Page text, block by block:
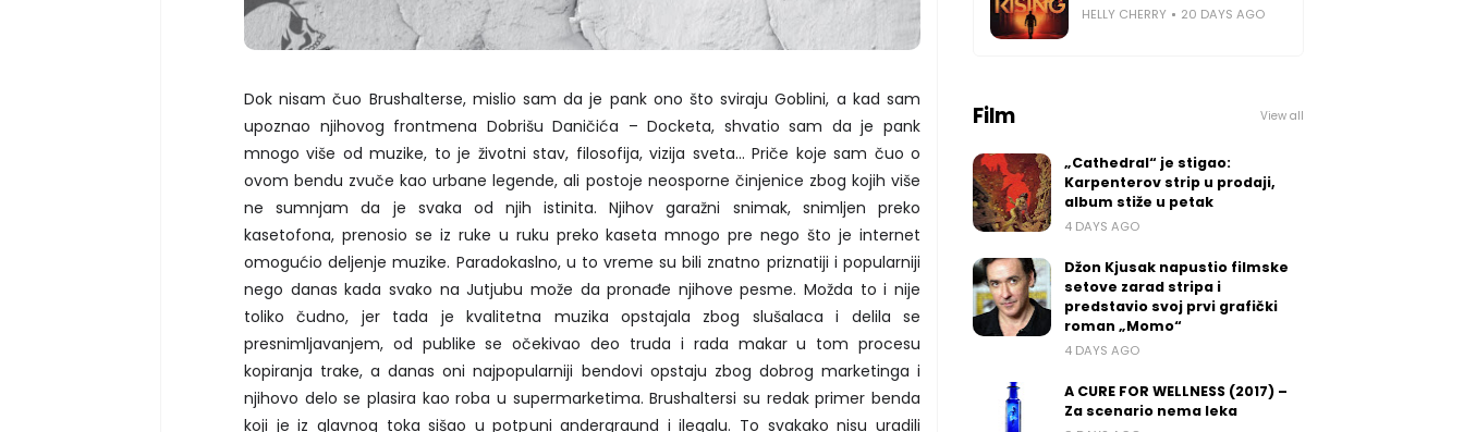
Dok nisam čuo Brushalterse, mislio sam da je pank ono što sviraju Goblini, a kad sam
upoznao njihovog frontmena Dobrišu Daničića – Docketa, shvatio sam da je pank
mnogo više od muzike, to je životni stav, filosofija, vizija sveta... Priče koje sam čuo o
ovom bendu zvuče kao urbane legende, ali postoje neosporne činjenice zbog kojih više
ne sumnjam da je svaka od njih istinita. Njihov garažni snimak, snimljen preko
kasetofona, prenosio se iz ruke u ruku preko kaseta mnogo pre nego što je internet
omogućio deljenje muzike. Paradokaslno, u to vreme su bili znatno priznatiji i popularniji
nego danas kada svako na Jutjubu može da pronađe njihove pesme. Možda to i nije
toliko čudno, jer tada je kvalitetna muzika opstajala zbog slušalaca i delila se
presnimljavanjem, od publike se očekivao deo truda i rada makar u tom procesu
kopiranja trake, a danas oni najpopularniji bendovi opstaju zbog dobrog marketinga i
njihovo delo se plasira kao roba u supermarketima. Brushaltersi su redak primer benda
koji je iz glavnog toka sišao u potpuni andergraund i ilegalu. To svakako nisu uradili
HELLY CHERRY 20 DAYS AGO
Film View all
„Cathedral“ je stigao:
Karpenterov strip u prodaji,
album stiže u petak
4 DAYS AGO
Džon Kjusak napustio filmske
setove zarad stripa i
predstavio svoj prvi grafički
roman „Momo“
4 DAYS AGO
A CURE FOR WELLNESS (2017) –
Za scenario nema leka